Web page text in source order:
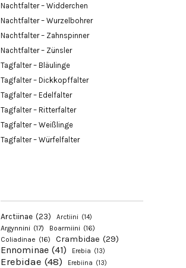
Nachtfalter – Widderchen
Nachtfalter – Wurzelbohrer
Nachtfalter – Zahnspinner
Nachtfalter – Zünsler
Tagfalter – Bläulinge
Tagfalter – Dickkopffalter
Tagfalter – Edelfalter
Tagfalter – Ritterfalter
Tagfalter – Weißlinge
Tagfalter – Würfelfalter
Arctiinae (23) Arctiini (14)
Argynnini (17) Boarmiini (16)
Coliadinae (16) Crambidae (29)
Ennominae (41) Erebia (13)
Erebidae (48) Erebiina (13)